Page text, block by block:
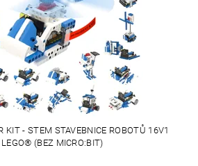
KIT - STEM STAVEBNICE ROBOTŮ 16V1
LEGO® (BEZ MICRO:BIT)